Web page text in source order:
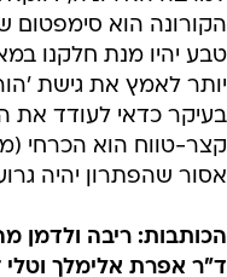
יתגלגל לפח האשפה. כך
יחסית, אבל מחקרים
שהמטרה שלשמה נרכש
למזון היבש שנרכש
בגידול בזריקת מזון,
למרבה האירוניה,